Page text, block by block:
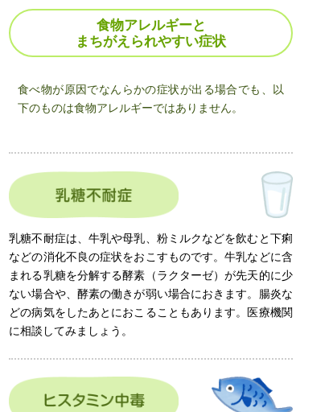
食物アレルギーと
まちがえられやすい症状
食べ物が原因でなんらかの症状が出る場合でも、以
下のものは食物アレルギーではありません。
乳糖不耐症は、牛乳や母乳、粉ミルクなどを飲むと下痢
などの消化不良の症状をおこすものです。牛乳などに含
まれる乳糖を分解する酵素（ラクターゼ）が先天的に少
ない場合や、酵素の働きが弱い場合におきます。腸炎な
どの病気をしたあとにおこることもあります。医療機関
に相談してみましょう。